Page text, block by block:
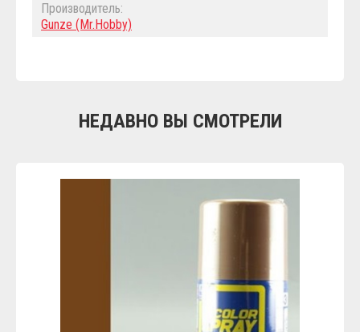
Производитель:
Gunze (Mr.Hobby)
НЕДАВНО ВЫ СМОТРЕЛИ